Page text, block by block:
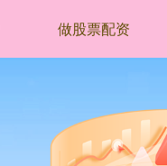
做股票配资